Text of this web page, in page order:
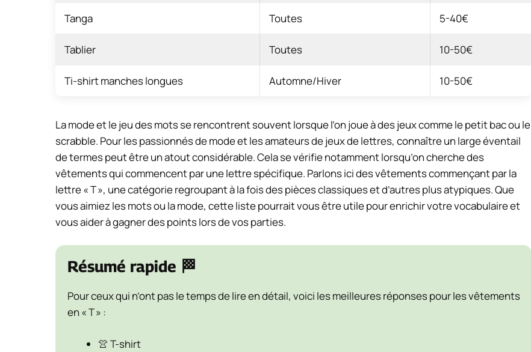
Tanga Toutes 5-40€
Tablier Toutes 10-50€
Ti-shirt manches longues Automne/Hiver 10-50€
La mode et le jeu des mots se rencontrent souvent lorsque l’on joue à des jeux comme le petit bac ou le
scrabble. Pour les passionnés de mode et les amateurs de jeux de lettres, connaître un large éventail
de termes peut être un atout considérable. Cela se vérifie notamment lorsqu’on cherche des
vêtements qui commencent par une lettre spécifique. Parlons ici des vêtements commençant par la
lettre « T », une catégorie regroupant à la fois des pièces classiques et d’autres plus atypiques. Que
vous aimiez les mots ou la mode, cette liste pourrait vous être utile pour enrichir votre vocabulaire et
vous aider à gagner des points lors de vos parties.
Résumé rapide 🏁
Pour ceux qui n’ont pas le temps de lire en détail, voici les meilleures réponses pour les vêtements
en « T » :
👚 T-shirt